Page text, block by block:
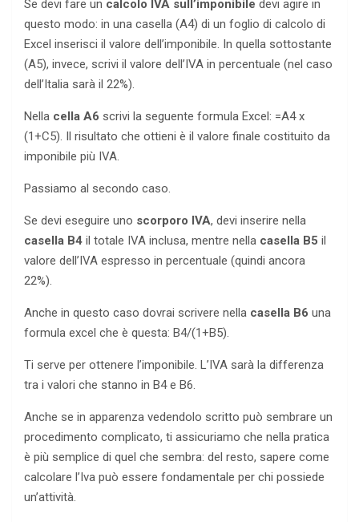
Se devi fare un calcolo IVA sull’imponibile devi agire in
questo modo: in una casella (A4) di un foglio di calcolo di
Excel inserisci il valore dell’imponibile. In quella sottostante
(A5), invece, scrivi il valore dell’IVA in percentuale (nel caso
dell’Italia sarà il 22%).
Nella cella A6 scrivi la seguente formula Excel: =A4 x
(1+C5). Il risultato che ottieni è il valore finale costituito da
imponibile più IVA.
Passiamo al secondo caso.
Se devi eseguire uno scorporo IVA, devi inserire nella
casella B4 il totale IVA inclusa, mentre nella casella B5 il
valore dell’IVA espresso in percentuale (quindi ancora
22%).
Anche in questo caso dovrai scrivere nella casella B6 una
formula excel che è questa: B4/(1+B5).
Ti serve per ottenere l’imponibile. L’IVA sarà la differenza
tra i valori che stanno in B4 e B6.
Anche se in apparenza vedendolo scritto può sembrare un
procedimento complicato, ti assicuriamo che nella pratica
è più semplice di quel che sembra: del resto, sapere come
calcolare l’Iva può essere fondamentale per chi possiede
un’attività.